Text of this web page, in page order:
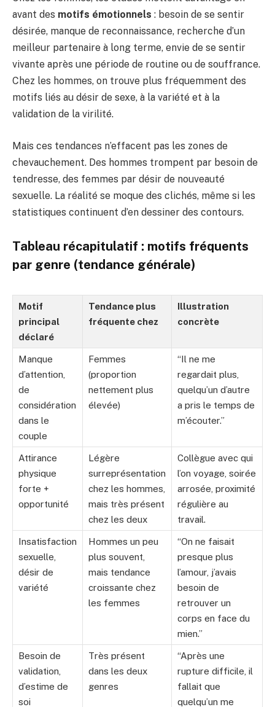
avant des motifs émotionnels : besoin de se sentir
désirée, manque de reconnaissance, recherche d’un
meilleur partenaire à long terme, envie de se sentir
vivante après une période de routine ou de souffrance.
Chez les hommes, on trouve plus fréquemment des
motifs liés au désir de sexe, à la variété et à la
validation de la virilité.
Mais ces tendances n’effacent pas les zones de
chevauchement. Des hommes trompent par besoin de
tendresse, des femmes par désir de nouveauté
sexuelle. La réalité se moque des clichés, même si les
statistiques continuent d’en dessiner des contours.
Tableau récapitulatif : motifs fréquents
par genre (tendance générale)
Motif
principal
déclaré
Tendance plus
fréquente chez
Illustration
concrète
Manque
d’attention,
de
considération
dans le
couple
Femmes
(proportion
nettement plus
élevée)
“Il ne me
regardait plus,
quelqu’un d’autre
a pris le temps de
m’écouter.”
Attirance
physique
forte +
opportunité
Légère
surreprésentation
chez les hommes,
mais très présent
chez les deux
Collègue avec qui
l’on voyage, soirée
arrosée, proximité
régulière au
travail.
Insatisfaction
sexuelle,
désir de
variété
Hommes un peu
plus souvent,
mais tendance
croissante chez
les femmes
“On ne faisait
presque plus
l’amour, j’avais
besoin de
retrouver un
corps en face du
mien.”
Besoin de
validation,
d’estime de
soi
Très présent
dans les deux
genres
“Après une
rupture difficile, il
fallait que
quelqu’un me